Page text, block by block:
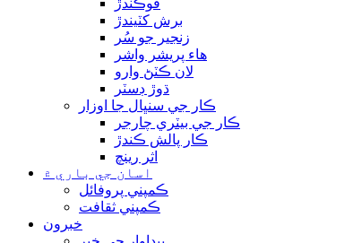
ڦوڪندڙ
برش کٽيندڙ
زنجير جو سُر
هاء پريشر واشر
لان ڪٽڻ وارو
ڌوڙ ڊسٽر
ڪار جي سنڀال جا اوزار
ڪار جي بيٽري چارجر
ڪار پالش ڪندڙ
اثر رينچ
اسان جي باري ۾
ڪمپني پروفائل
ڪمپني ثقافت
خبرون